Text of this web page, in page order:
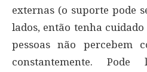
externas (o suporte pode
lados, então tenha
pessoas não percebem
constantemente.